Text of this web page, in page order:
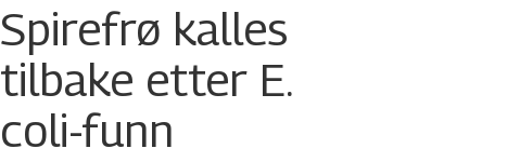
Spirefrø kalles
tilbake etter E.
coli-funn